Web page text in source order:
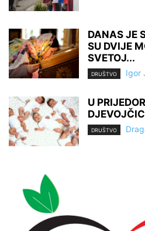
DANAS JE
SU DVIJE
SVETOJ...
DRUŠTVO Igor
U
DRUŠTVO